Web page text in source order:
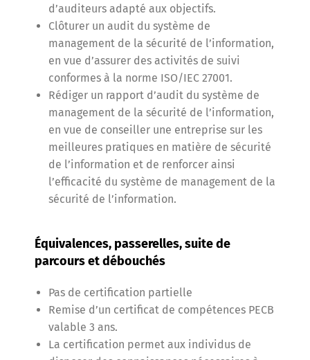
d’auditeurs adapté aux objectifs.
Clôturer un audit du système de
management de la sécurité de l’information,
en vue d’assurer des activités de suivi
conformes à la norme ISO/IEC 27001.
Rédiger un rapport d’audit du système de
management de la sécurité de l’information,
en vue de conseiller une entreprise sur les
meilleures pratiques en matière de sécurité
de l’information et de renforcer ainsi
l’efficacité du système de management de la
sécurité de l’information.
Équivalences, passerelles, suite de
parcours et débouchés
Pas de certification partielle
Remise d’un certificat de compétences PECB
valable 3 ans.
La certification permet aux individus de